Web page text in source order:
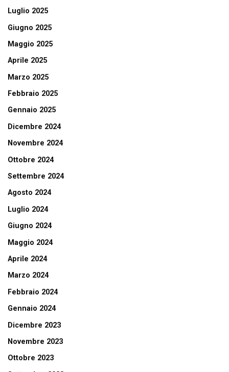
Luglio 2025
Giugno 2025
Maggio 2025
Aprile 2025
Marzo 2025
Febbraio 2025
Gennaio 2025
Dicembre 2024
Novembre 2024
Ottobre 2024
Settembre 2024
Agosto 2024
Luglio 2024
Giugno 2024
Maggio 2024
Aprile 2024
Marzo 2024
Febbraio 2024
Gennaio 2024
Dicembre 2023
Novembre 2023
Ottobre 2023